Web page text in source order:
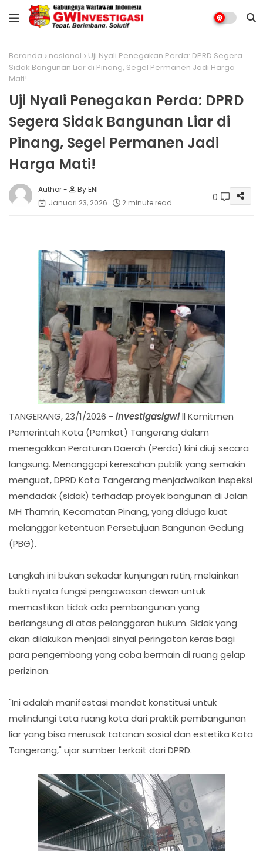
Beranda nasional
Uji Nyali Penegakan Perda: DPRD Segera
Sidak Bangunan Liar di Pinang, Segel Permanen Jadi Harga
Mati!
Uji Nyali Penegakan Perda: DPRD
Segera Sidak Bangunan Liar di
Pinang, Segel Permanen Jadi
Harga Mati!
By ENI
Januari 23, 2026
2 minute read 0
TANGERANG, 23/1/2026 - investigasigwill Komitmen
Pemerintah Kota (Pemkot) Tangerang dalam
menegakkan Peraturan Daerah (Perda) kini diuji secara
langsung. Menanggapi keresahan publik yang semakin
menguat, DPRD Kota Tangerang menjadwalkan inspeksi
mendadak (sidak) terhadap proyek bangunan di Jalan
MH Thamrin, Kecamatan Pinang, yang diduga kuat
melanggar ketentuan Persetujuan Bangunan Gedung
(PBG).
Langkah ini bukan sekadar kunjungan rutin, melainkan
bukti nyata fungsi pengawasan dewan untuk
memastikan tidak ada pembangunan yang
berlangsung di atas pelanggaran hukum. Sidak yang
akan dilakukan menjadi sinyal peringatan keras bagi
para pengembang yang coba bermain di ruang gelap
perizinan.
"Ini adalah manifestasi mandat konstitusi untuk
melindungi tata ruang kota dari praktik pembangunan
liar yang bisa merusak tatanan sosial dan estetika Kota
Tangerang," ujar sumber terkait dari DPRD.